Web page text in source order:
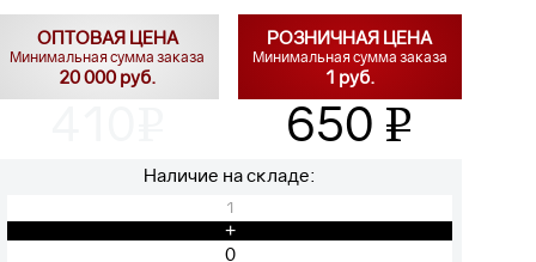
ОПТОВАЯ ЦЕНА
Минимальная сумма заказа
20 000 руб.
РОЗНИЧНАЯ ЦЕНА
Минимальная сумма заказа
1 руб.
650 v
Наличие на складе:
1
+